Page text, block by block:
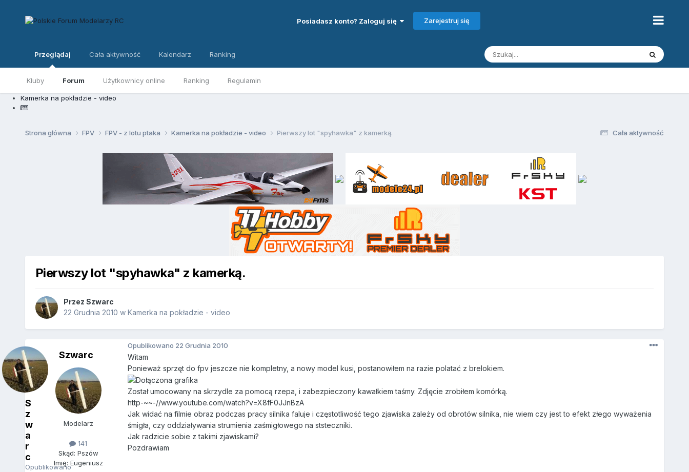
Posiadasz konto? Zaloguj się Zarejestruj się
Przeglądaj
Kluby Forum Użytkownicy online Ranking Regulamin
Cała aktywność Kalendarz Ranking
Kamerka na pokładzie - video
Cała aktywność
Strona główna FPV FPV - z lotu ptaka Kamerka na pokładzie - video Pierwszy lot "spyhawka" z kamerką.
Pierwszy lot "spyhawka" z kamerką.
Przez Szwarc
22 Grudnia 2010 w Kamerka na pokładzie - video
S
z
w
a
r
c
Opublikowano
Szwarc
Modelarz
141
Skąd: Pszów
Imię: Eugeniusz
Opublikowano 22 Grudnia 2010
Witam
Ponieważ sprzęt do fpv jeszcze nie kompletny, a nowy model kusi, postanowiłem na razie polatać z brelokiem.
Został umocowany na skrzydle za pomocą rzepa, i zabezpieczony kawałkiem taśmy. Zdjęcie zrobiłem komórką.
http-~~-//www.youtube.com/watch?v=X8fF0JJnBzA
Jak widać na filmie obraz podczas pracy silnika faluje i częstotliwość tego zjawiska zależy od obrotów silnika, nie wiem czy jest to efekt złego wyważenia
śmigła, czy oddziaływania strumienia zaśmigłowego na ststeczniki.
Jak radzicie sobie z takimi zjawiskami?
Pozdrawiam